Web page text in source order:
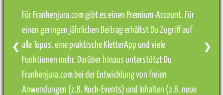
Für Frankenjura.com gibt es einen Premium-Account. Für
einen geringen jährlichen Beitrag erhältst Du Zugriff auf
alle Topos, eine praktische KletterApp und viele
Funktionen mehr. Darüber hinaus unterstützt Du
Frankenjura.com bei der Entwicklung von freien
Anwendungen (z.B. Rock-Events) und Inhalten (z.B. neue
❮ ❯